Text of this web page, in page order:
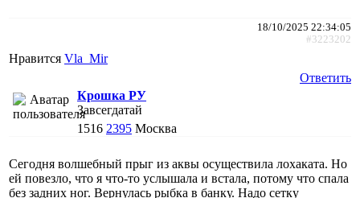
18/10/2025 22:34:05
#3223202
Нравится Vla_Mir
Ответить
Крошка РУ
Завсегдатай
1516 2395 Москва
Сегодня волшебный прыг из аквы осуществила лохаката. Но
ей повезло, что я что-то услышала и встала, потому что спала
без задних ног. Вернулась рыбка в банку. Надо сетку